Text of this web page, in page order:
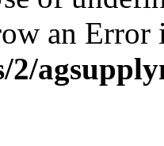
an Error
2/